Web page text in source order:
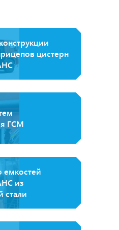
цистерн
ГСМ
емкостей
из